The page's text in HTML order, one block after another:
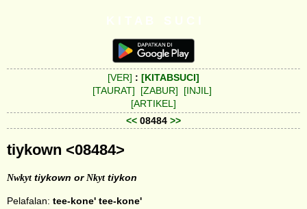
[VER] : [KITABSUCI]
[TAURAT]
[ZABUR]
[INJIL]
[ARTIKEL]
<< 08484 >>
tiykown <08484>
Nwkyttiykown orNkyttiykon
Pelafalan: tee-kone' tee-kone'